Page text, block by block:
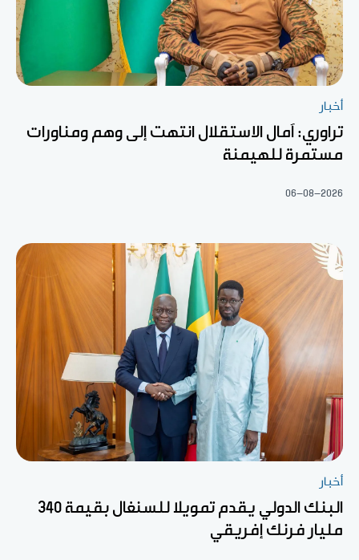
أخبار
تراوري: آمال الاستقلال انتهت إلى وهم ومناورات
مستمرة للهيمنة
06-08-2026
أخبار
البنك الدولي يقدم تمويلا للسنغال بقيمة 340
مليار فرنك إفريقي